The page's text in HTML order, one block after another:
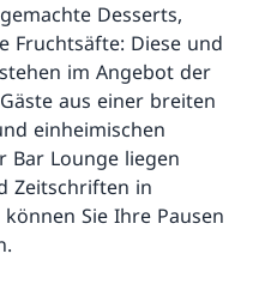
Desserts,
Fruchtsäfte: Diese und
im Angebot der
aus einer breiten
einheimischen
Bar Lounge liegen
Zeitschriften in
Sie Ihre Pausen